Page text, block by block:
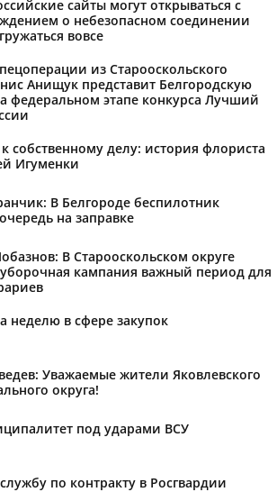
сайты могут открываться с
о небезопасном соединении
вовсе
из Старооскольского
Анищук представит Белгородскую
федеральном этапе конкурса Лучший
собственному делу: история флориста
Игуменки
В Белгороде беспилотник
на заправке
В Старооскольском округе
уборочная кампания важный период для
неделю в сфере закупок
Уважаемые жители Яковлевского
округа!
под ударами ВСУ
по контракту в Росгвардии